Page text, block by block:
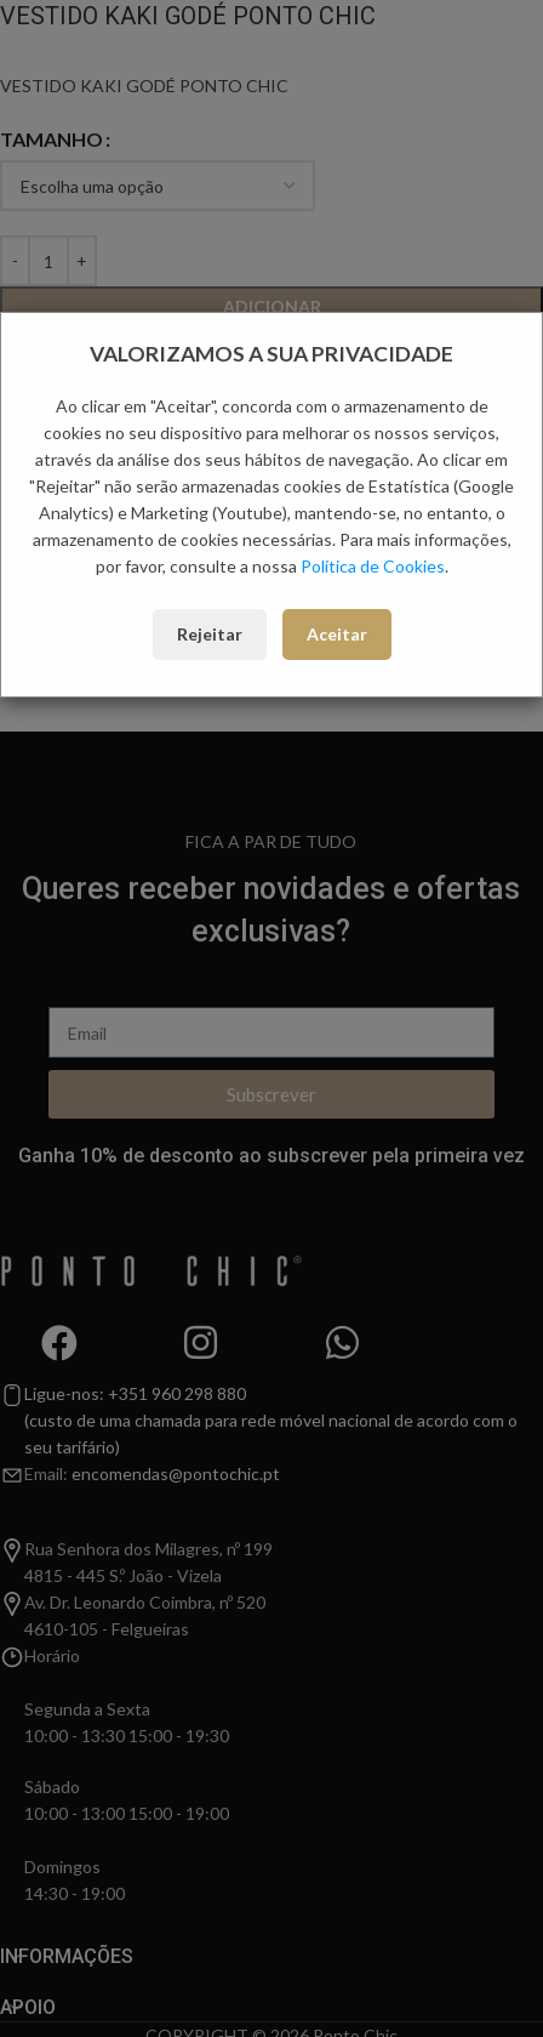
VESTIDO KAKI GODÉ PONTO CHIC
VESTIDO KAKI GODÉ PONTO CHIC
TAMANHO
ADICIONAR
Adicionar aos favoritos
Descrição
Vestido midi, godé. Decote em V na frente. Manga pelo cotovelo dupla.
Composição: 100% Linho
Informação adicional
FICA A PAR DE TUDO
Queres receber novidades e ofertas
exclusivas?
Subscrever
Ganha 10% de desconto ao subscrever pela primeira vez
Ligue-nos: +351 960 298 880
(custo de uma chamada para rede móvel nacional de acordo com o
seu tarifário)
Email: encomendas@pontochic.pt
Rua Senhora dos Milagres, nº 199
4815 - 445 S.º João - Vizela
Av. Dr. Leonardo Coimbra, nº 520
4610-105 - Felgueiras
Horário
Segunda a Sexta
10:00 - 13:30 15:00 - 19:30
Sábado
10:00 - 13:00 15:00 - 19:00
Domingos
14:30 - 19:00
INFORMAÇÕES
APOIO
VALORIZAMOS A SUA PRIVACIDADE
Ao clicar em "Aceitar", concorda com o armazenamento de
cookies no seu dispositivo para melhorar os nossos serviços,
através da análise dos seus hábitos de navegação. Ao clicar em
"Rejeitar" não serão armazenadas cookies de Estatística (Google
Analytics) e Marketing (Youtube), mantendo-se, no entanto, o
armazenamento de cookies necessárias. Para mais informações,
por favor, consulte a nossa Política de Cookies.
Rejeitar Aceitar